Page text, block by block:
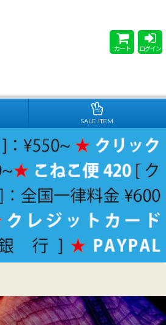
カート ログイン
SALE ITEM